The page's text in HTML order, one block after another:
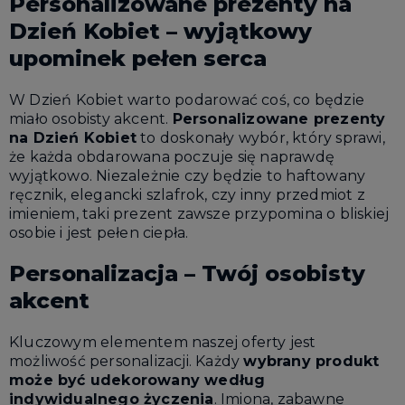
Dzień Kobiet – wyjątkowy
upominek pełen serca
W Dzień Kobiet warto podarować coś, co będzie
miało osobisty akcent. Personalizowane prezenty
na Dzień Kobiet to doskonały wybór, który sprawi,
że każda obdarowana poczuje się naprawdę
wyjątkowo. Niezależnie czy będzie to haftowany
ręcznik, elegancki szlafrok, czy inny przedmiot z
imieniem, taki prezent zawsze przypomina o bliskiej
osobie i jest pełen ciepła.
Personalizacja – Twój osobisty
akcent
Kluczowym elementem naszej oferty jest
możliwość personalizacji. Każdywybrany produkt
może być udekorowany według
indywidualnego życzenia. Imiona, zabawne